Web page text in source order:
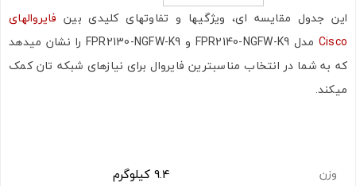
این جدول مقایسه‌ ای، ویژگیها و تفاوتهای کلیدی بین فایروالهای
Cisco
مدل FPR2140-NGFW-K9 و FPR2130-NGFW-K9 را نشان میدهد
که به شما در انتخاب مناسبترین فایروال برای نیازهای شبکه‌ تان کمک
میکند.
وزن 9.4 کیلوگرم